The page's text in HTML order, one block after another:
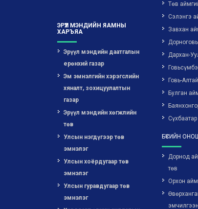
ЭРҮҮЛ МЭНДИЙН ЯАМНЫ
ХАРЪЯА
Эрүүл мэндийн даатгалын
ерөнхий газар
Эм эмнэлгийн хэрэгслийн
хяналт, зохицуулалтын
газар
Эрүүл мэндийн хөгжлийн
төв
Улсын нэгдүгээр төв
эмнэлэг
Улсын хоёрдугаар төв
эмнэлэг
Улсын гуравдугаар төв
эмнэлэг
Төв
Сэлэнгэ
Завхан
Дархан-
Говь-
Булган
БҮСИЙН
Дорнод
төв
Орхон